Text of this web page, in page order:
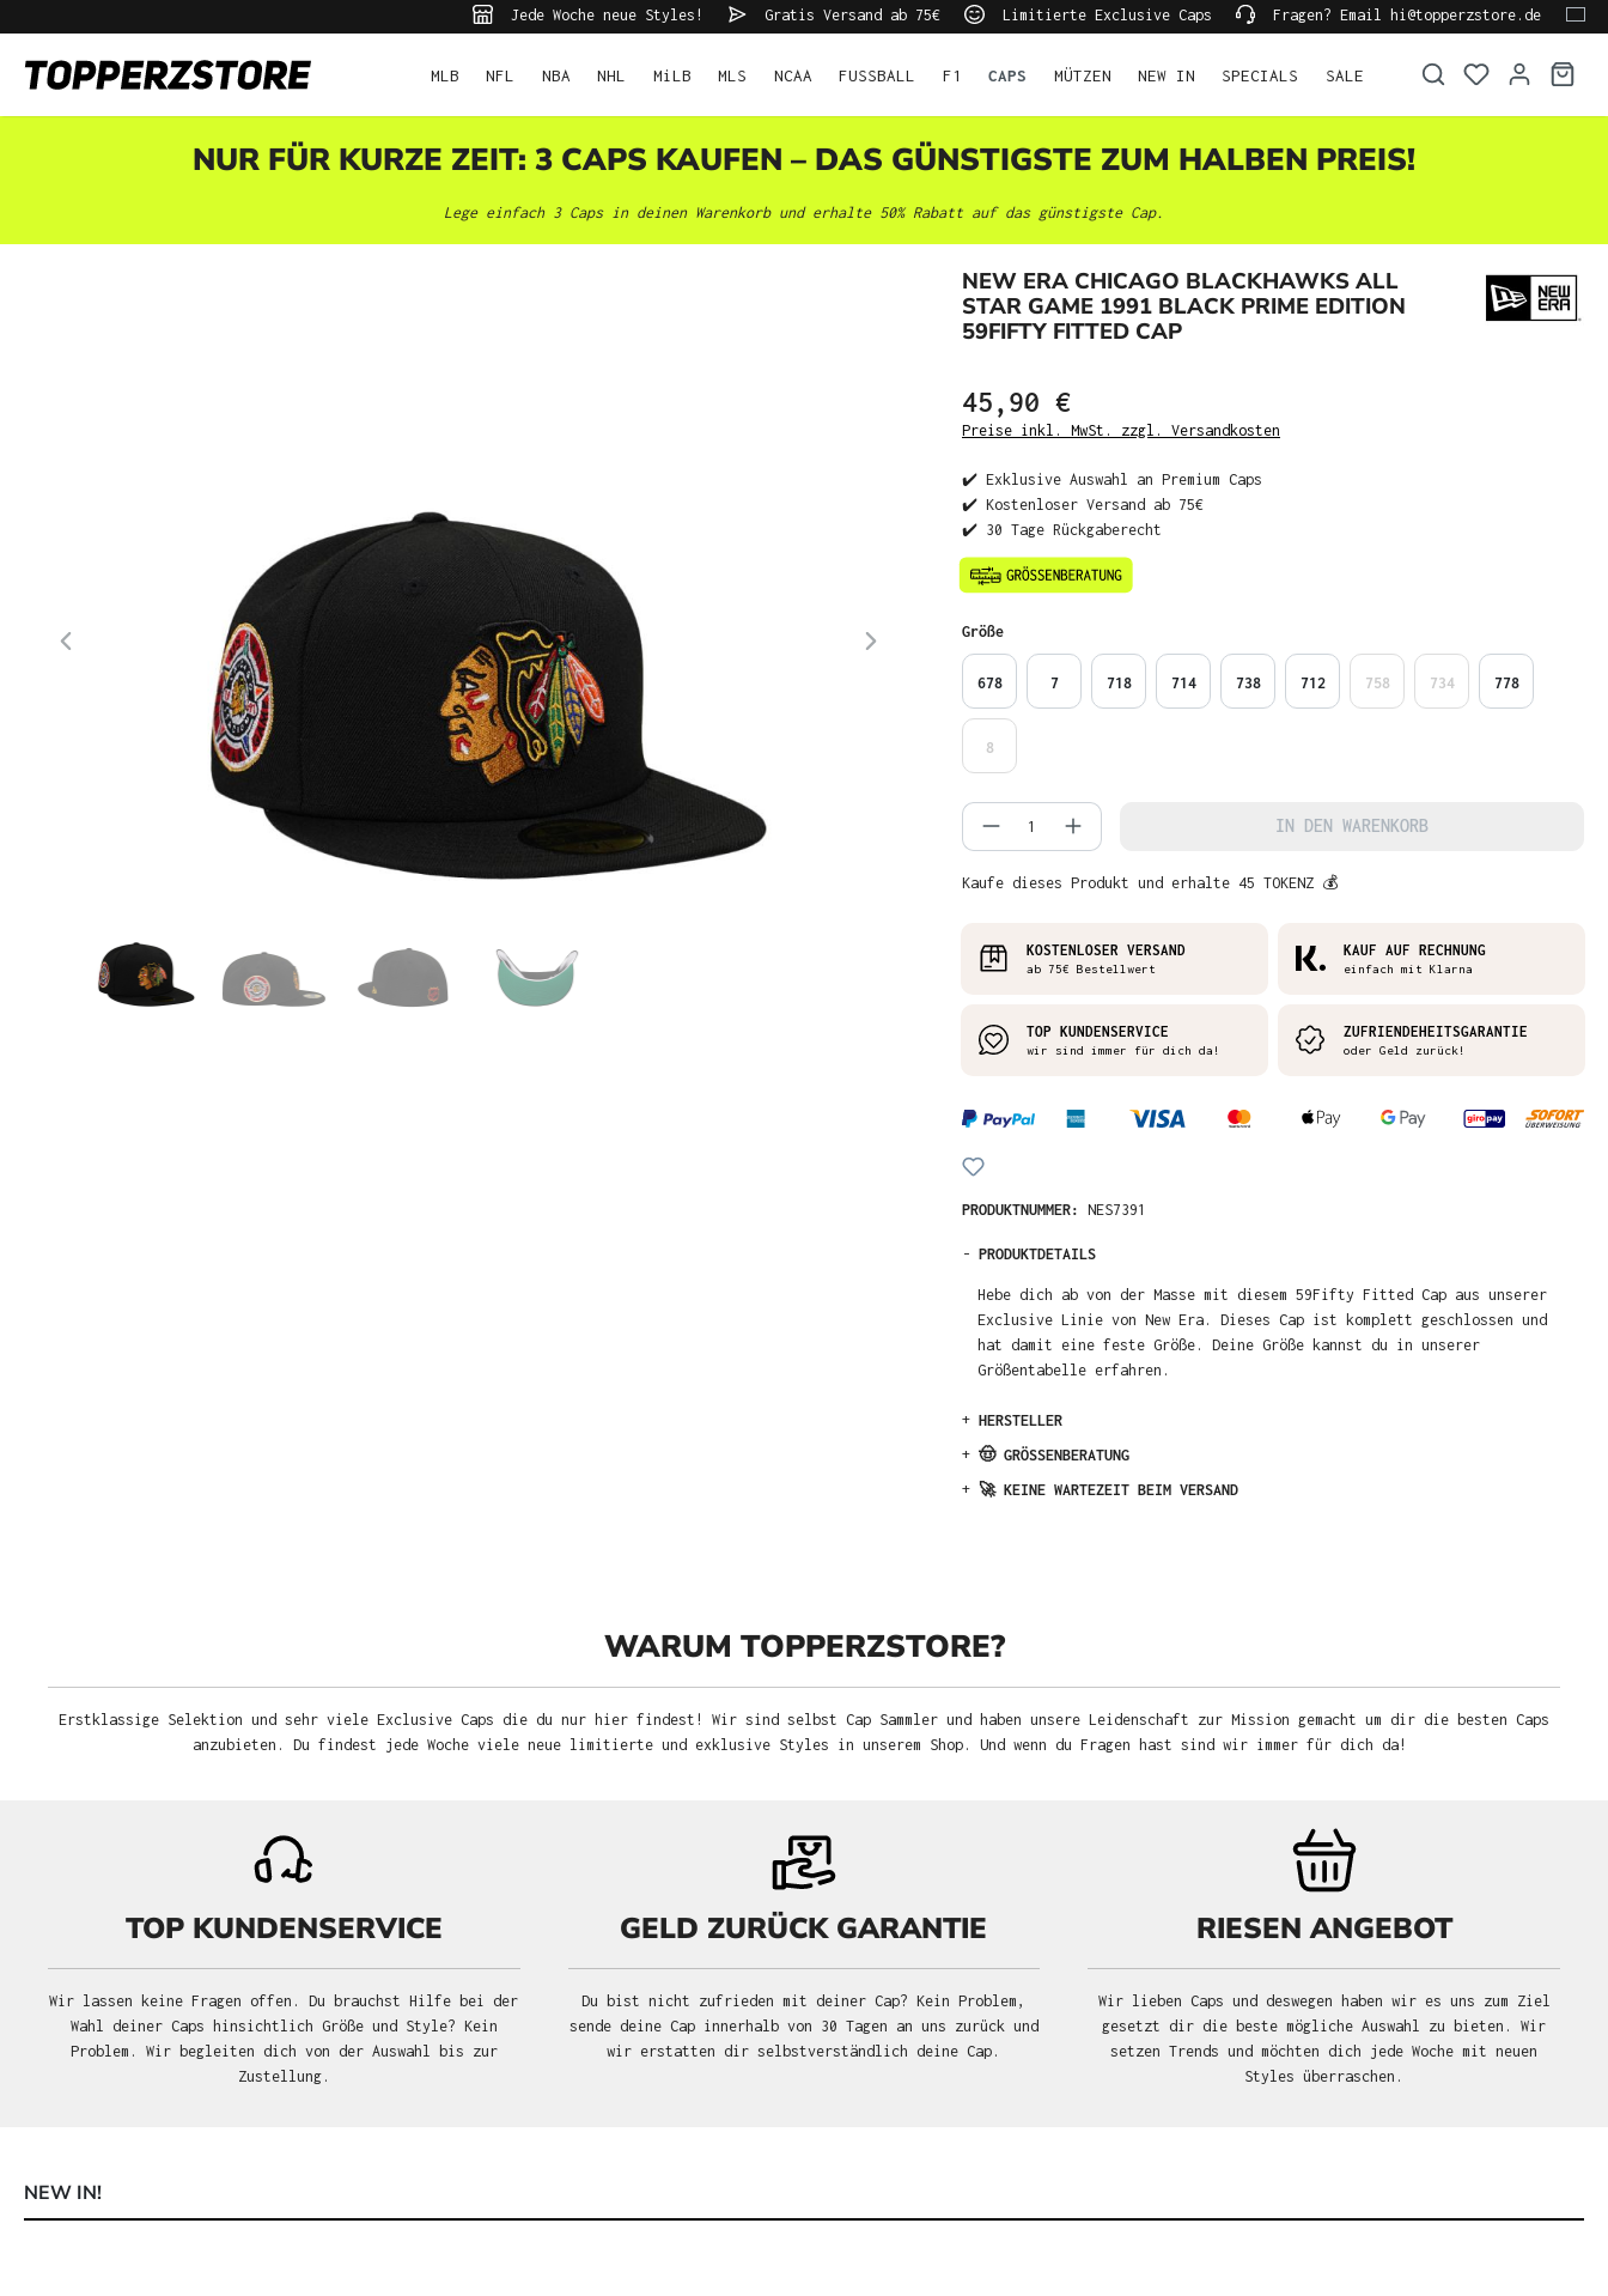
Jede Woche neue Styles! Gratis Versand ab 75€ Limitierte Exclusive Caps Fragen? Email hi@topperzstore.de
MLB NFL NBA NHL MiLB MLS NCAA FUSSBALL F1 CAPS MÜTZEN NEW IN SPECIALS SALE
NUR FÜR KURZE ZEIT: 3 CAPS KAUFEN – DAS GÜNSTIGSTE ZUM HALBEN PREIS!
Lege einfach 3 Caps in deinen Warenkorb und erhalte 50% Rabatt auf das günstigste Cap.
NEW ERA CHICAGO BLACKHAWKS ALL
STAR GAME 1991 BLACK PRIME EDITION
59FIFTY FITTED CAP
45,90 €
Preise inkl. MwSt. zzgl. Versandkosten
✔️ Exklusive Auswahl an Premium Caps
✔️ Kostenloser Versand ab 75€
✔️ 30 Tage Rückgaberecht
Größeauswählen
678 7 718 714 738 712 758 734 778
8
Produkt Anzahl: Gib den gewünschten Wert
IN DEN WARENKORB
Kaufe dieses Produkt und erhalte 45 TOKENZ 💰
KOSTENLOSER VERSAND
ab 75€ Bestellwert
KAUF AUF RECHNUNG
einfach mit Klarna
TOP KUNDENSERVICE
wir sind immer für dich da!
ZUFRIENDEHEITSGARANTIE
oder Geld zurück!
PRODUKTNUMMER: NES7391
- PRODUKTDETAILS
Hebe dich ab von der Masse mit diesem 59Fifty Fitted Cap aus unserer
Exclusive Linie von New Era. Dieses Cap ist komplett geschlossen und
hat damit eine feste Größe. Deine Größe kannst du in unserer
Größentabelle erfahren.
+ HERSTELLER
+ 🤠 GRÖSSENBERATUNG
+ 🚀 KEINE WARTEZEIT BEIM VERSAND
WARUM TOPPERZSTORE?
Erstklassige Selektion und sehr viele Exclusive Caps die du nur hier findest! Wir sind selbst Cap Sammler und haben unsere Leidenschaft zur Mission gemacht um dir die besten Caps
anzubieten. Du findest jede Woche viele neue limitierte und exklusive Styles in unserem Shop. Und wenn du Fragen hast sind wir immer für dich da!
TOP KUNDENSERVICE
Wir lassen keine Fragen offen. Du brauchst Hilfe bei der
Wahl deiner Caps hinsichtlich Größe und Style? Kein
Problem. Wir begleiten dich von der Auswahl bis zur
Zustellung.
GELD ZURÜCK GARANTIE
Du bist nicht zufrieden mit deiner Cap? Kein Problem,
sende deine Cap innerhalb von 30 Tagen an uns zurück und
wir erstatten dir selbstverständlich deine Cap.
RIESEN ANGEBOT
Wir lieben Caps und deswegen haben wir es uns zum Ziel
gesetzt dir die beste mögliche Auswahl zu bieten. Wir
setzen Trends und möchten dich jede Woche mit neuen
Styles überraschen.
NEW IN!